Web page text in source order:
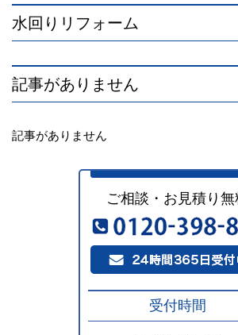
水回りリフォーム
記事がありません
記事がありません
ご相談・お見積り無
受付時間